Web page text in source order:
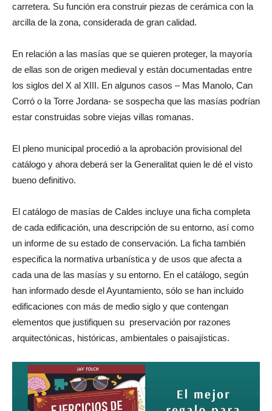
carretera. Su función era construir piezas de cerámica con la
arcilla de la zona, considerada de gran calidad.
En relación a las masías que se quieren proteger, la mayoría
de ellas son de origen medieval y están documentadas entre
los siglos del X al XIII. En algunos casos – Mas Manolo, Can
Corró o la Torre Jordana- se sospecha que las masías podrían
estar construidas sobre viejas villas romanas.
El pleno municipal procedió a la aprobación provisional del
catálogo y ahora deberá ser la Generalitat quien le dé el visto
bueno definitivo.
El catálogo de masías de Caldes incluye una ficha completa
de cada edificación, una descripción de su entorno, así como
un informe de su estado de conservación. La ficha también
especifica la normativa urbanística y de usos que afecta a
cada una de las masías y su entorno. En el catálogo, según
han informado desde el Ayuntamiento, sólo se han incluido
edificaciones con más de medio siglo y que contengan
elementos que justifiquen su preservación por razones
arquitectónicas, históricas, ambientales o paisajísticas.